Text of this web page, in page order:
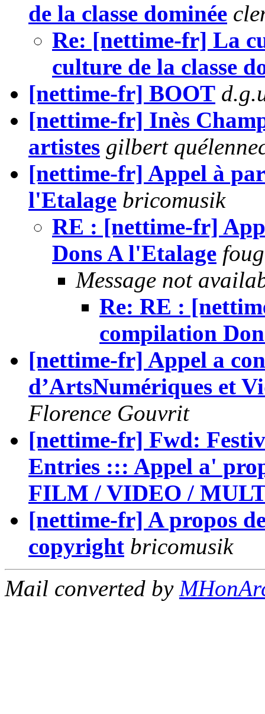
de la classe dominée
Re: [nettime-fr] La
culture de la classe
[nettime-fr] BOOT
[nettime-fr] Inès
artistes gilbert
[nettime-fr] Appel à
l'Etalage bricomusik
RE : [nettime-fr]
Dons A l'Etalage
Message not
Re: RE :
compilation
[nettime-fr] Appel a
d’ArtsNumériques et
Florence Gouvrit
[nettime-fr] Fwd:
Entries ::: Appel a'
FILM / VIDEO /
[nettime-fr] A propos
copyright bricomusik
Mail converted by